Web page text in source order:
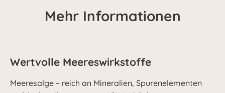
Mehr Informationen
Wertvolle Meereswirkstoffe
Meeresalge – reich an Mineralien, Spurenelementen